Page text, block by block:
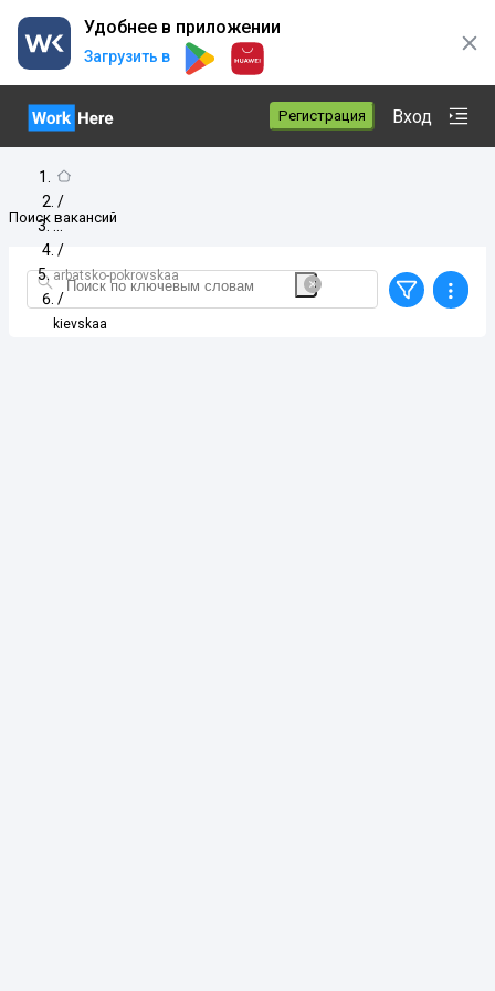
Удобнее в приложении
Загрузить в
Регистрация Вход
/
/
arbatsko-pokrovskaa
/
kievskaa
Поиск вакансий